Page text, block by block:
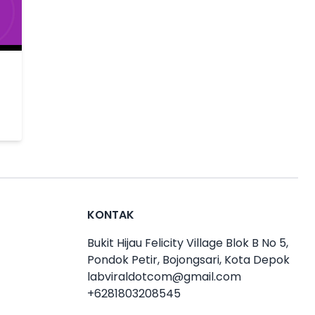
KONTAK
Bukit Hijau Felicity Village Blok B No 5,
Pondok Petir, Bojongsari, Kota Depok
labviraldotcom@gmail.com
+6281803208545